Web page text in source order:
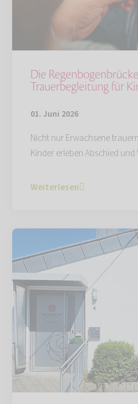
Die
Trauerbegleitung für
01. Juni 2026
Nicht nur Erwachsene
Kinder erleben Abschied und
Weiterlesen